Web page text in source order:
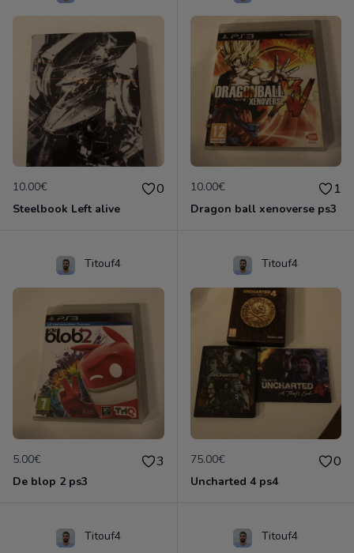
10.00€ 0
Steelbook Left alive
10.00€ 1
Dragon ball xenoverse ps3
Titouf4
5.00€ 3
De blop 2 ps3
Titouf4
75.00€ 0
Uncharted 4 ps4
Titouf4 Titouf4